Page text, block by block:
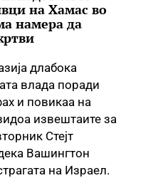
на Хамас во
намера да
длабока
влада поради
и повикаа на
извештаите за
Стејт
Вашингтон
на Израел.